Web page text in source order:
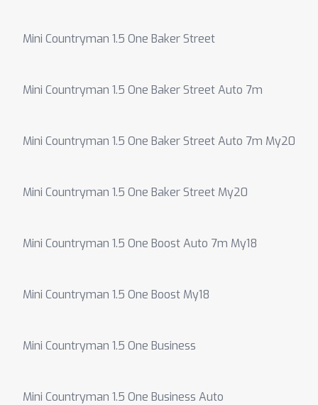
Mini Countryman 1.5 One Baker Street
Mini Countryman 1.5 One Baker Street Auto 7m
Mini Countryman 1.5 One Baker Street Auto 7m My20
Mini Countryman 1.5 One Baker Street My20
Mini Countryman 1.5 One Boost Auto 7m My18
Mini Countryman 1.5 One Boost My18
Mini Countryman 1.5 One Business
Mini Countryman 1.5 One Business Auto